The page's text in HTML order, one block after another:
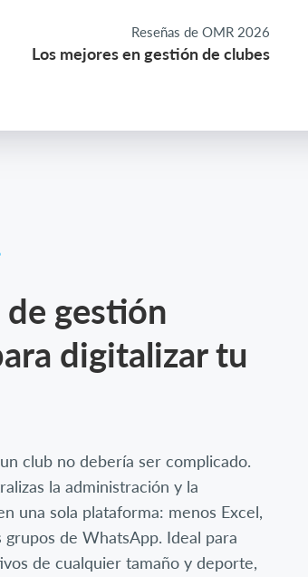
Reseñas de OMR 2026
Los mejores en gestión de clubes
gestión
digitalizar tu
club no debería ser complicado.
la administración y la
una sola plataforma: menos Excel,
de WhatsApp. Ideal para
de cualquier tamaño y deporte,